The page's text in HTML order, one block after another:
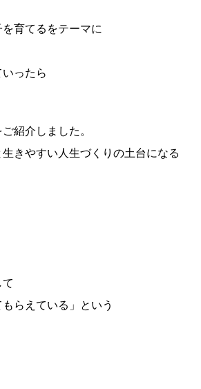
育てるをテーマに
ったら
紹介しました。
きやすい人生づくりの土台になる
らえている」という